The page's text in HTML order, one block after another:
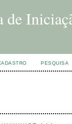
de
PESQUISA